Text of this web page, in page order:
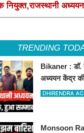
नियुक्त,राजस्थानी
TRENDING
Bikaner : डॉ.
अध्ययन केंद्र की
अध्ययन केंद्र
DHIRENDRA
Monsoon